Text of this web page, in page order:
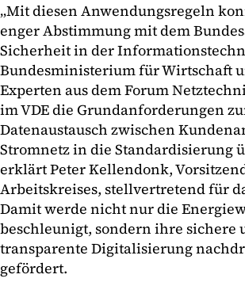
„Mit diesen Anwendungsregeln
enger Abstimmung mit dem
Sicherheit in der
Bundesministerium für Wirtschaft
Experten aus dem Forum
im VDE die Grundanforderungen
Datenaustausch zwischen
Stromnetz in die Standardisierung
erklärt Peter Kellendonk,
Arbeitskreises, stellvertretend für
Damit werde nicht nur die
beschleunigt, sondern ihre sichere
transparente Digitalisierung
gefördert.